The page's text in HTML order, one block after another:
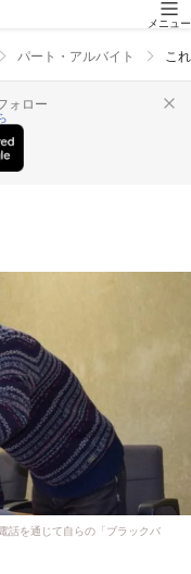
メニュー
パート・アルバイト こ
ォロー
話を通じて自らの「ブラックバ